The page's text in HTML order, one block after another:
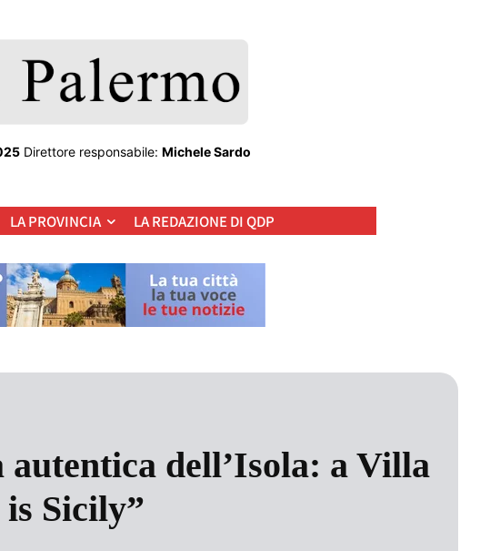
Direttore responsabile: Michele Sardo
LA PROVINCIA LA REDAZIONE DI QDP
autentica dell’Isola: a Villa
Sicily”